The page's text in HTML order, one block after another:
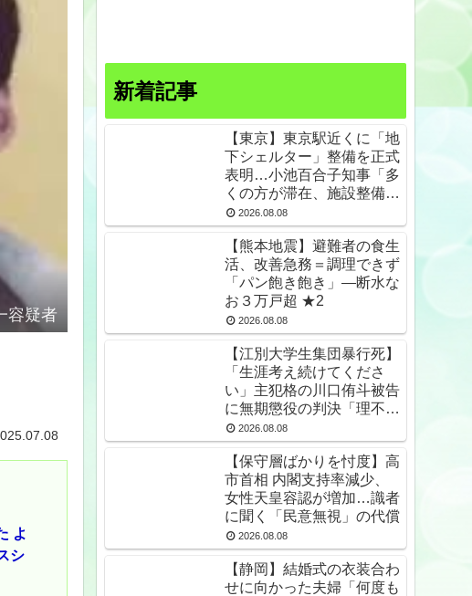
容疑者
よ
シ
新着記事
【東京】東京駅近くに「地
下シェルター」整備を正式
表明…小池百合子知事「多
くの方が滞在、施設整備の
効果高い」 ★2
2026.08.08
【熊本地震】避難者の食生
活、改善急務＝調理できず
「パン飽き飽き」―断水な
お３万戸超 ★2
2026.08.08
【江別大学生集団暴行死】
「生涯考え続けてくださ
い」主犯格の川口侑斗被告
に無期懲役の判決「理不尽
以外の何ものでもない」
★2
2026.08.08
【保守層ばかりを忖度】高
市首相 内閣支持率減少、
女性天皇容認が増加…識者
に聞く「民意無視」の代償
2026.08.08
【静岡】結婚式の衣装合わ
せに向かった夫婦「何度も